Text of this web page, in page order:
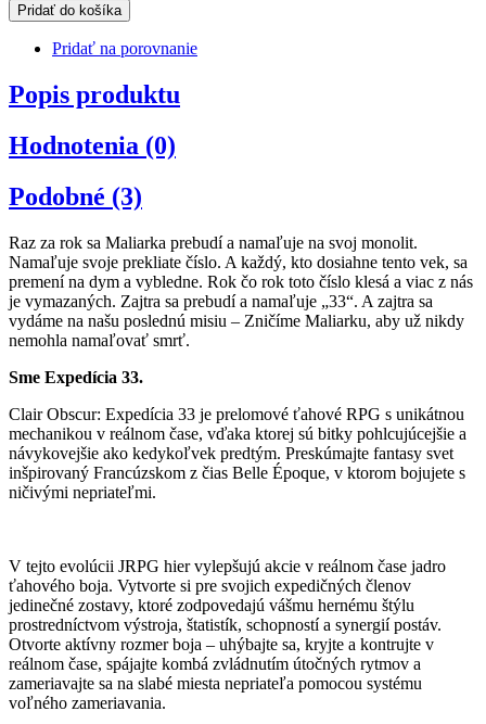
Pridať do košíka
Pridať na porovnanie
Popis produktu
Hodnotenia (0)
Podobné (3)
Raz za rok sa Maliarka prebudí a namaľuje na svoj monolit.
Namaľuje svoje prekliate číslo. A každý, kto dosiahne tento vek, sa
premení na dym a vybledne. Rok čo rok toto číslo klesá a viac z nás
je vymazaných. Zajtra sa prebudí a namaľuje „33“. A zajtra sa
vydáme na našu poslednú misiu – Zničíme Maliarku, aby už nikdy
nemohla namaľovať smrť.
Sme Expedícia 33.
Clair Obscur: Expedícia 33 je prelomové ťahové RPG s unikátnou
mechanikou v reálnom čase, vďaka ktorej sú bitky pohlcujúcejšie a
návykovejšie ako kedykoľvek predtým. Preskúmajte fantasy svet
inšpirovaný Francúzskom z čias Belle Époque, v ktorom bojujete s
ničivými nepriateľmi.
V tejto evolúcii JRPG hier vylepšujú akcie v reálnom čase jadro
ťahového boja. Vytvorte si pre svojich expedičných členov
jedinečné zostavy, ktoré zodpovedajú vášmu hernému štýlu
prostredníctvom výstroja, štatistík, schopností a synergií postáv.
Otvorte aktívny rozmer boja – uhýbajte sa, kryjte a kontrujte v
reálnom čase, spájajte kombá zvládnutím útočných rytmov a
zameriavajte sa na slabé miesta nepriateľa pomocou systému
voľného zameriavania.